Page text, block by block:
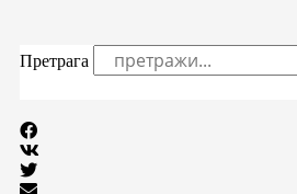
Претрага